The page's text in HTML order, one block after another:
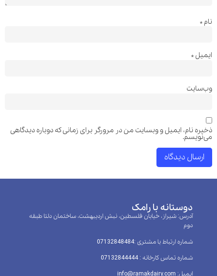
نام *
ایمیل*
وب‌سایت
ذخیره نام، ایمیل و وبسایت من در مرورگر برای زمانی که دوباره دیدگاهی
می‌نویسم.
دوستانه با رامک
آدرس: شیراز، خیابان فلسطین، نبش اردیبهشت، ساختمان دلتا طبقه
دوم
شماره ارتباط با مشتری :‌07132848484
شماره تماس کارخانه : 07132844444
ایمیل: info@ramakdairy.com